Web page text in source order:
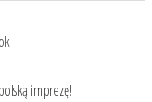
imprezę!